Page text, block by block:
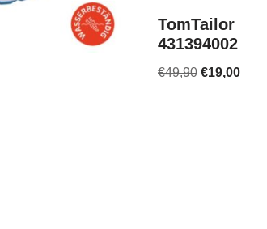
TomTailor
431394002
€49,90 €19,00